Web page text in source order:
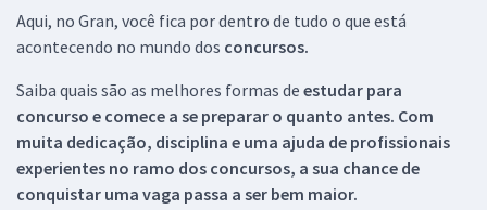
Aqui, no Gran, você fica por dentro de tudo o que está
acontecendo no mundo dos concursos.
Saiba quais são as melhores formas de estudar para
concurso e comece a se preparar o quanto antes. Com
muita dedicação, disciplina e uma ajuda de profissionais
experientes no ramo dos concursos, a sua chance de
conquistar uma vaga passa a ser bem maior.